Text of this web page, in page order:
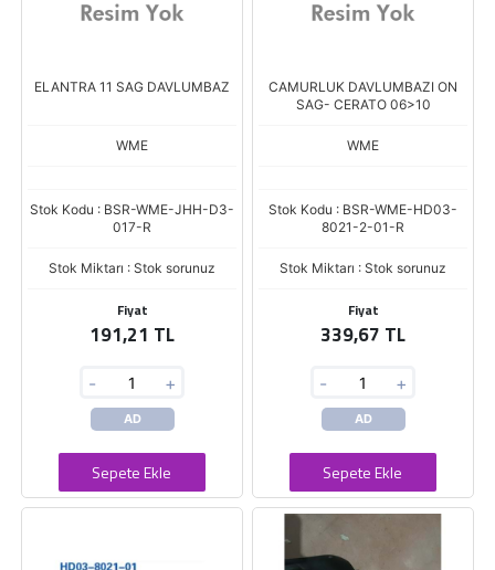
ELANTRA 11 SAG DAVLUMBAZ
WME
Stok Kodu : BSR-WME-JHH-D3-
017-R
Stok Miktarı : Stok sorunuz
Fiyat
191,21 TL
- +
AD
Sepete Ekle
CAMURLUK DAVLUMBAZI ON
SAG- CERATO 06>10
WME
Stok Kodu : BSR-WME-HD03-
8021-2-01-R
Stok Miktarı : Stok sorunuz
Fiyat
339,67 TL
- +
AD
Sepete Ekle